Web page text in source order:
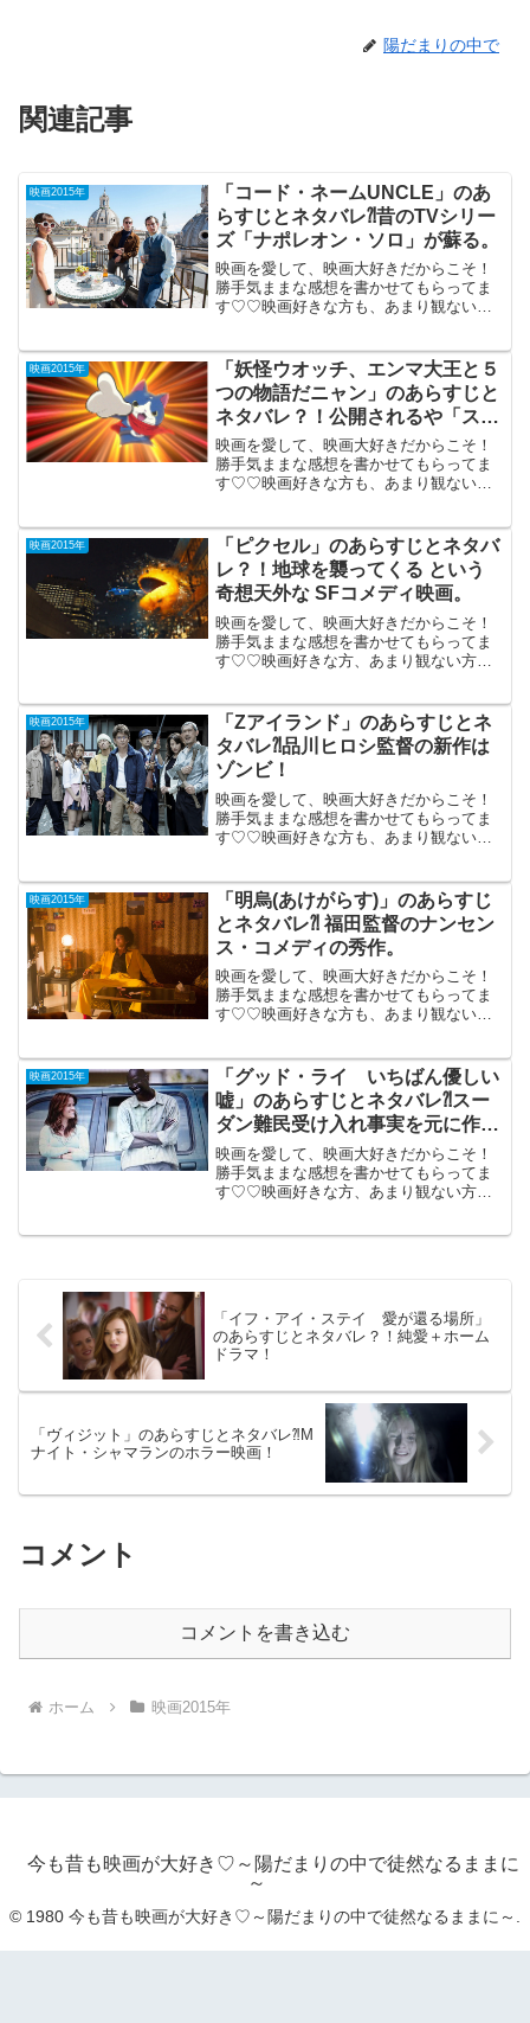
陽だまりの中で
関連記事
映画2015年
「コード・ネームUNCLE」のあ
らすじとネタバレ⁈昔のTVシリー
ズ「ナポレオン・ソロ」が蘇る。
映画を愛して、映画大好きだからこそ！
勝手気ままな感想を書かせてもらってま
す♡♡映画好きな方も、あまり観ない方
（116分）昔のTVシリーズ 「ナポレオ
ン...
映画2015年
「妖怪ウオッチ、エンマ大王と５
つの物語だニャン」のあらすじと
ネタバレ？！公開されるや「スタ
ーウオーズ」抜き一位に。
映画を愛して、映画大好きだからこそ！
勝手気ままな感想を書かせてもらってま
す♡♡映画好きな方も、あまり観ない方
年12月19日公開（94分）この冬、公開さ
れるや...
映画2015年
「ピクセル」のあらすじとネタバ
レ？！地球を襲ってくる という
奇想天外な SFコメディ映画。
映画を愛して、映画大好きだからこそ！
勝手気ままな感想を書かせてもらってま
す♡♡映画好きな方、あまり観ない方
年台のゲームがエイリアンの手によっ...
映画2015年
「Zアイランド」のあらすじとネ
タバレ⁈品川ヒロシ監督の新作は
ゾンビ！
映画を愛して、映画大好きだからこそ！
勝手気ままな感想を書かせてもらってま
す♡♡映画好きな方も、あまり観ない方
ブンノイチ」「漫才ギャング」
「Beck」...
映画2015年
「明烏(あけがらす)」のあらすじ
とネタバレ⁈ 福田監督のナンセン
ス・コメディの秀作。
映画を愛して、映画大好きだからこそ！
勝手気ままな感想を書かせてもらってま
す♡♡映画好きな方も、あまり観ない方
ンス・コメディを連発する監督の新作。
主人...
映画2015年
「グッド・ライ いちばん優しい
嘘」のあらすじとネタバレ⁈スー
ダン難民受け入れ事実を元に作ら
れた感動作
映画を愛して、映画大好きだからこそ！
勝手気ままな感想を書かせてもらってま
す♡♡映画好きな方、あまり観ない方
「イフ・アイ・ステイ 愛が還る場所」
のあらすじとネタバレ？！純愛＋ホーム
ドラマ！
「ヴィジット」のあらすじとネタバレ⁈M
ナイト・シャマランのホラー映画！
コメント
コメントを書き込む
ホーム 映画2015年
今も昔も映画が大好き♡～陽だまりの中で徒然なるままに
～
© 1980 今も昔も映画が大好き♡～陽だまりの中で徒然なるままに～.